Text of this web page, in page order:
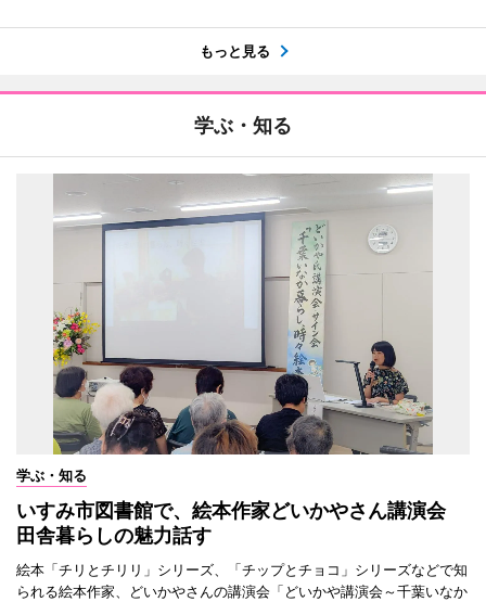
もっと見る
学ぶ・知る
学ぶ・知る
いすみ市図書館で、絵本作家どいかやさん講演会
田舎暮らしの魅力話す
絵本「チリとチリリ」シリーズ、「チップとチョコ」シリーズなどで知
られる絵本作家、どいかやさんの講演会「どいかや講演会～千葉いなか